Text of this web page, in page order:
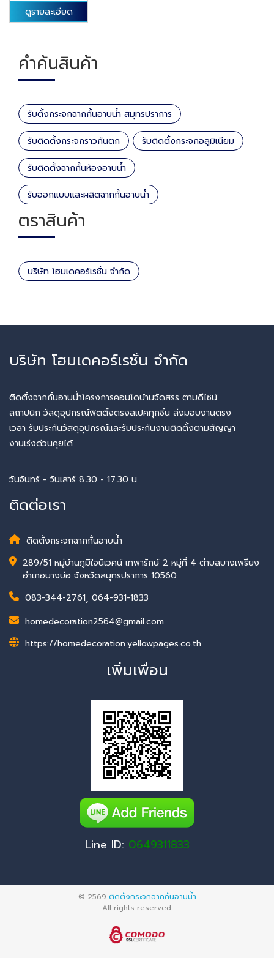
ดูรายละเอียด
คำค้นสินค้า
รับตั้งกระจกฉากกั้นอาบน้ำ สมุทรปราการ
รับติดตั้งกระจกราวกันตก รับติดตั้งกระจกอลูมิเนียม
รับติดตั้งฉากกั้นห้องอาบน้ำ
รับออกแบบและผลิตฉากกั้นอาบน้ำ
ตราสินค้า
บริษัท โฮมเดคอร์เรชั่น จำกัด
บริษัท โฮมเดคอร์เรชั่น จำกัด
ติดตั้งฉากกั้นอาบน้ำโครงการคอนโดบ้านจัดสรร ตามดีไซน์
สถาปนิก วัสดุอุปกรณ์ฟิตติ้งตรงสเปคทุกชิ้น ส่งมอบงานตรง
เวลา รับประกันวัสดุอุปกรณ์และรับประกันงานติดตั้งตามสัญญา
งานเร่งด่วนคุยได้
วันจันทร์ - วันเสาร์ 8.30 - 17.30 น.
ติดต่อเรา
ติดตั้งกระจกฉากกั้นอาบน้ำ
289/51 หมู่บ้านภูมิใจนิเวศน์ เทพารักษ์ 2 หมู่ที่ 4 ตำบลบางเพรียง
อำเภอบางบ่อ จังหวัดสมุทรปราการ 10560
083-344-2761, 064-931-1833
homedecoration2564@gmail.com
https://homedecoration.yellowpages.co.th
เพิ่มเพื่อน
Line ID: 0649311833
© 2569 ติดตั้งกระจกฉากกั้นอาบน้ำ
All rights reserved.